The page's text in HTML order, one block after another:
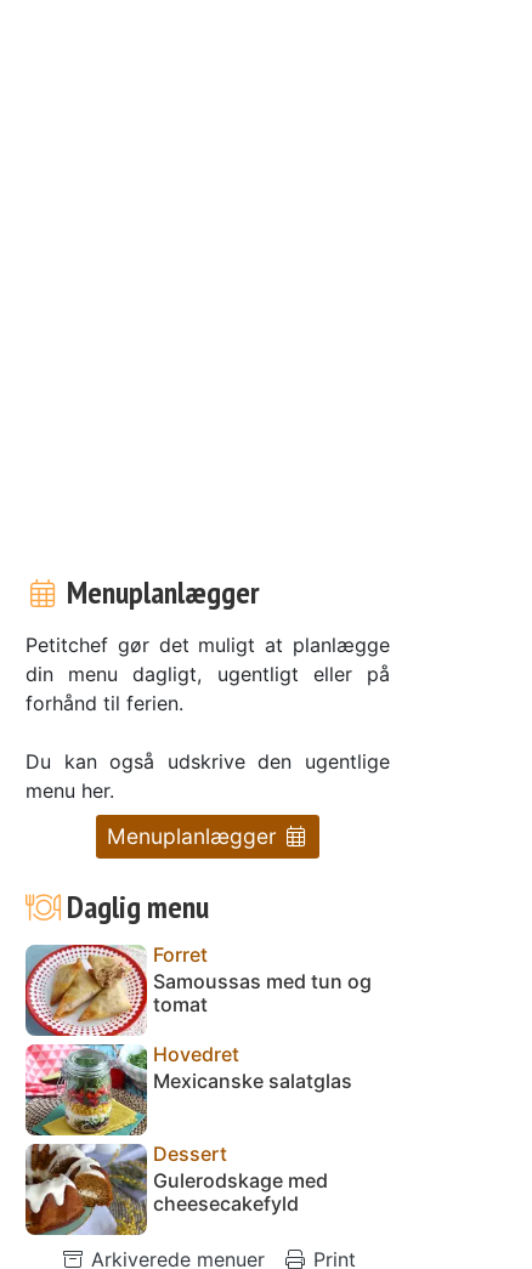
Menuplanlægger
Petitchef gør det muligt at planlægge
din menu dagligt, ugentligt eller på
forhånd til ferien.
Du kan også udskrive den ugentlige
menu her.
Menuplanlægger
Daglig menu
Forret
Samoussas med tun og
tomat
Hovedret
Mexicanske salatglas
Dessert
Gulerodskage med
cheesecakefyld
Arkiverede menuer Print